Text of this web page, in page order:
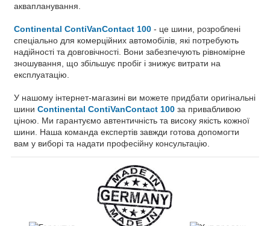
аквапланування.
Continental ContiVanContact 100 - це шини, розроблені
спеціально для комерційних автомобілів, які потребують
надійності та довговічності. Вони забезпечують рівномірне
зношування, що збільшує пробіг і знижує витрати на
експлуатацію.
У нашому інтернет-магазині ви можете придбати оригінальні
шини Continental ContiVanContact 100 за привабливою
ціною. Ми гарантуємо автентичність та високу якість кожної
шини. Наша команда експертів завжди готова допомогти
вам у виборі та надати професійну консультацію.